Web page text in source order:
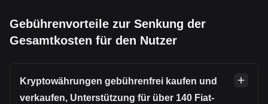
Gebührenvorteile zur Senkung der
Gesamtkosten für den Nutzer
Kryptowährungen gebührenfrei kaufen und
verkaufen, Unterstützung für über 140 Fiat-